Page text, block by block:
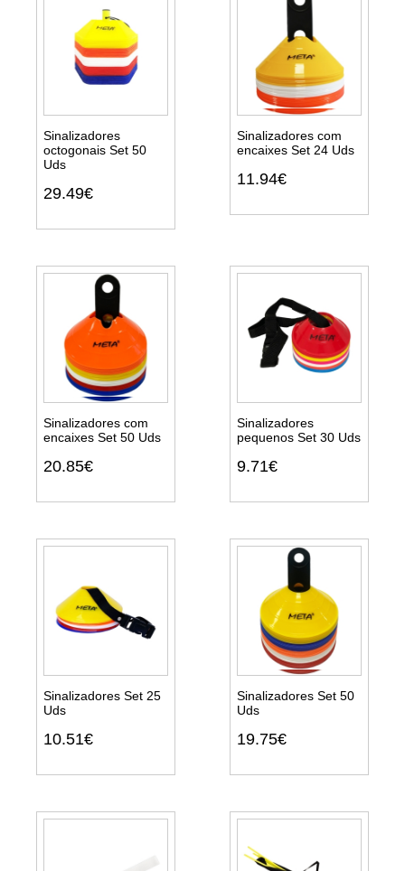
detalhes
Sinalizadores
octogonais Set 50
Uds
29.49€
detalhes
Sinalizadores com
encaixes Set 24 Uds
11.94€
detalhes
Sinalizadores com
encaixes Set 50 Uds
20.85€
detalhes
Sinalizadores
pequenos Set 30 Uds
9.71€
detalhes
Sinalizadores Set 25
Uds
10.51€
detalhes
Sinalizadores Set 50
Uds
19.75€